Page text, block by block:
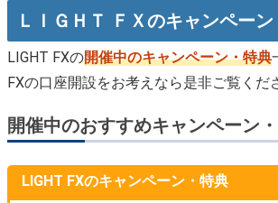
ＬＩＧＨＴ ＦＸのキャンペー
LIGHT FXの開催中のキャンペーン・特典
FXの口座開設をお考えなら是非ご覧くだ
開催中のおすすめキャンペーン
LIGHT FXのキャンペーン・特典